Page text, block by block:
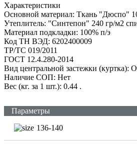
Характеристики
Основной материал: Ткань "Дюспо"
Утеплитель: "Синтепон" 240 гр/м2
Материал подкладки: 100% п/э
Код ТН ВЭД: 6202400009
ТР/ТС 019/2011
ГОСТ 12.4.280-2014
Вид центральной застежки (куртка):
Наличие СОП: Нет
Вес (кг. за 1 шт.): 0.44 .
Параметры
136-140